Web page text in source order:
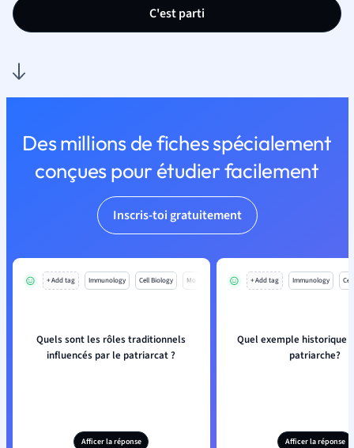
C'est parti
Des millions de fiches spécialement
conçues pour étudier facilement
Inscris-toi gratuitement
+ Add tag Immunology Cell Biology Mo
Quels sont les rôles traditionnels
influencés par le patriarcat ?
Afficer la réponse
+ Add tag Immunology
Quel exemple historique
patriarche?
Afficer la réponse